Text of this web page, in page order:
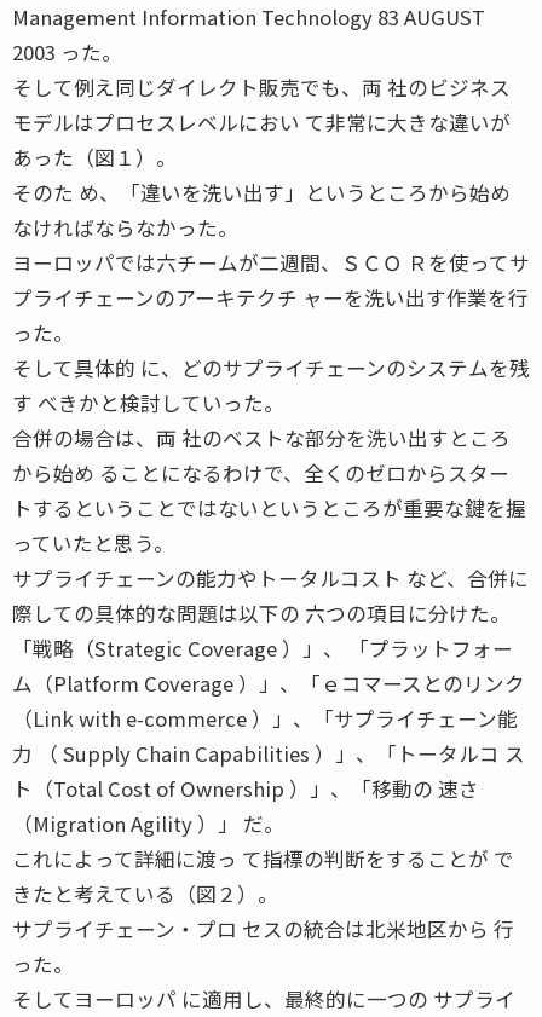
Management Information Technology 83 AUGUST
2003 った。
そして例え同じダイレクト販売でも、両 社のビジネス
モデルはプロセスレベルにおい て非常に大きな違いが
あった（図１）。
そのた め、「違いを洗い出す」というところから始め
なければならなかった。
ヨーロッパでは六チームが二週間、ＳＣＯ Ｒを使ってサ
プライチェーンのアーキテクチ ャーを洗い出す作業を行
った。
そして具体的 に、どのサプライチェーンのシステムを残
す べきかと検討していった。
合併の場合は、両 社のベストな部分を洗い出すところ
から始め ることになるわけで、全くのゼロからスター
トするということではないというところが重要な鍵を握
っていたと思う。
サプライチェーンの能力やトータルコスト など、合併に
際しての具体的な問題は以下の 六つの項目に分けた。
「戦略（Strategic Coverage ）」、 「プラットフォー
ム（Platform Coverage ）」、「ｅコマースとのリンク
（Link with e-commerce ）」、「サプライチェーン能
力 （ Supply Chain Capabilities ）」、「トータルコ ス
ト（Total Cost of Ownership ）」、「移動の 速さ
（Migration Agility ）」 だ。
これによって詳細に渡っ て指標の判断をすることが で
きたと考えている（図２）。
サプライチェーン・プロ セスの統合は北米地区から 行
った。
そしてヨーロッパ に適用し、最終的に一つの サプライ